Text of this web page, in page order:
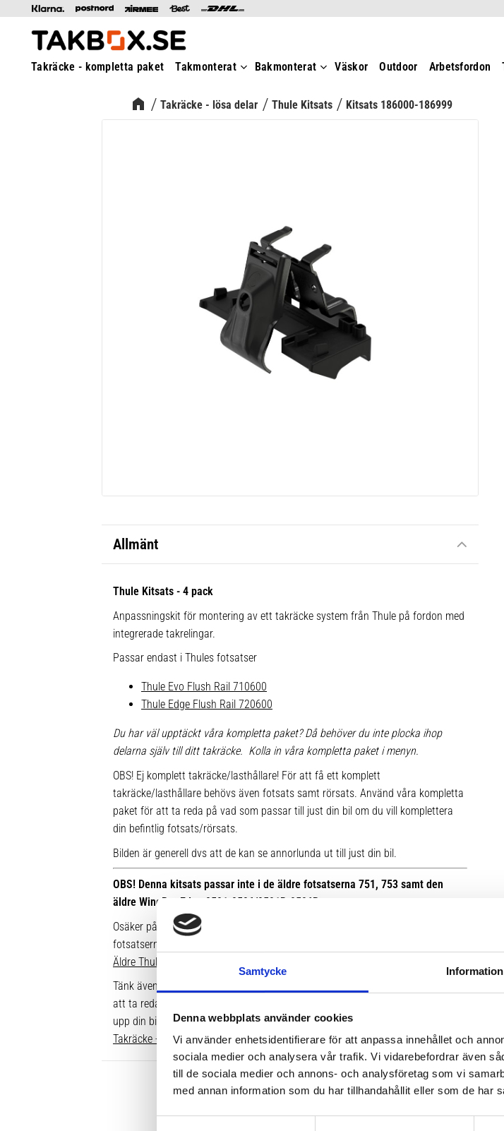
Samtycke Information
Denna webbplats använder cookies
Vi använder enhetsidentifierare för att anpassa innehållet och
sociala medier och analysera vår trafik. Vi vidarebefordrar även
till de sociala medier och annons- och analysföretag som vi
med annan information som du har tillhandahållit eller som de har
Takräcke - kompletta paket Takmonterat Bakmonterat Väskor Outdoor Arbetsfordon
Takräcke - lösa delar Thule Kitsats Kitsats 186000-186999
Allmänt
Thule Kitsats - 4 pack
Anpassningskit för montering av ett takräcke system från Thule på fordon med
integrerade takrelingar.
Passar endast i Thules fotsatser
Thule Evo Flush Rail 710600
Thule Edge Flush Rail 720600
Du har väl upptäckt våra kompletta paket? Då behöver du inte plocka ihop
delarna själv till ditt takräcke. Kolla in våra kompletta paket i menyn.
OBS! Ej komplett takräcke/lasthållare! För att få ett komplett
takräcke/lasthållare behövs även fotsats samt rörsats. Använd våra kompletta
paket för att ta reda på vad som passar till just din bil om du vill komplettera
din befintlig fotsats/rörsats.
Bilden är generell dvs att de kan se annorlunda ut till just din bil.
OBS! Denna kitsats passar inte i de äldre fotsatserna 751, 753 samt den
äldre WingBar Edge 9591-9596/9591B-9596B.
Osäker på vilken fot du har sedan tidigare? Här kan du se bilder på de äldre
fotsatserna:
Äldre Thule fotsatser som inte går att komplettera med nya kitsatser >>
Tänk även på att dina rör över taket behöver vara i rätt längd. Enklaste sättet
att ta reda på vilken längd du ska ha är att gå till våra kompletta paket, leta
upp din bil. Där ser du enkelt vilken längd som passar.
Takräcke - kompletta paket >>